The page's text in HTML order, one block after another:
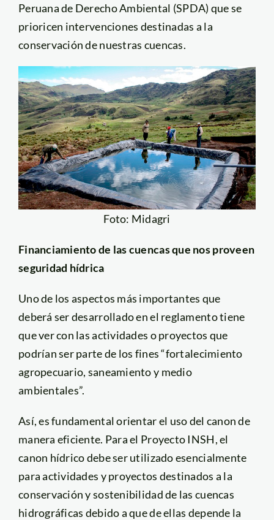
Peruana de Derecho Ambiental (SPDA) que se
prioricen intervenciones destinadas a la
conservación de nuestras cuencas.
Foto: Midagri
Financiamiento de las cuencas que nos proveen
seguridad hídrica
Uno de los aspectos más importantes que
deberá ser desarrollado en el reglamento tiene
que ver con las actividades o proyectos que
podrían ser parte de los fines “fortalecimiento
agropecuario, saneamiento y medio
ambientales”.
Así, es fundamental orientar el uso del canon de
manera eficiente. Para el Proyecto INSH, el
canon hídrico debe ser utilizado esencialmente
para actividades y proyectos destinados a la
conservación y sostenibilidad de las cuencas
hidrográficas debido a que de ellas depende la